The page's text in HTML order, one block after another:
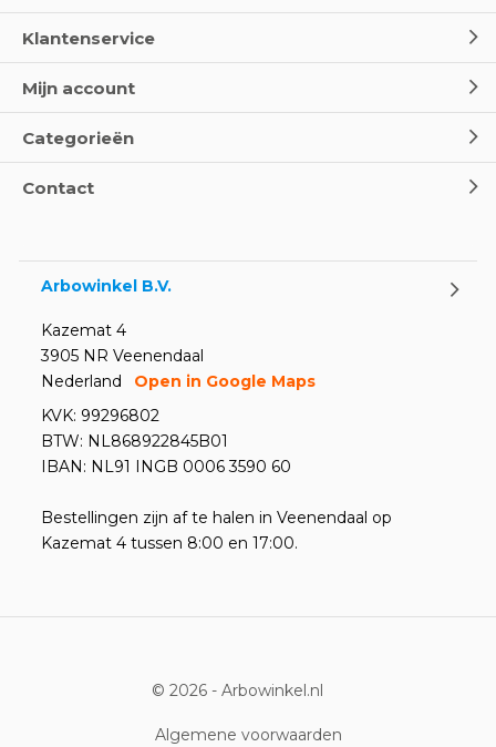
Klantenservice
Mijn account
Categorieën
Contact
Arbowinkel B.V.
Kazemat 4
3905 NR Veenendaal
Nederland
Open in Google Maps
KVK: 99296802
BTW: NL868922845B01
IBAN: NL91 INGB 0006 3590 60
Bestellingen zijn af te halen in Veenendaal op
Kazemat 4 tussen 8:00 en 17:00.
© 2026 - Arbowinkel.nl
Algemene voorwaarden